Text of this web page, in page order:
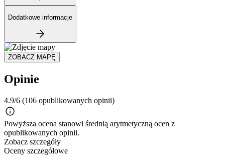
Dodatkowe informacje
ZOBACZ MAPĘ
Opinie
4.9/6 (106 opublikowanych opinii)
Powyższa ocena stanowi średnią arytmetyczną ocen z
opublikowanych opinii.
Zobacz szczegóły
Oceny szczegółowe